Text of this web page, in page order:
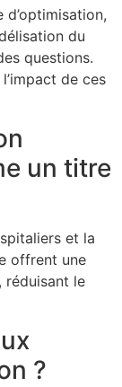
du
questions.
de ces
un titre
et la
offrent une
réduisant le
?